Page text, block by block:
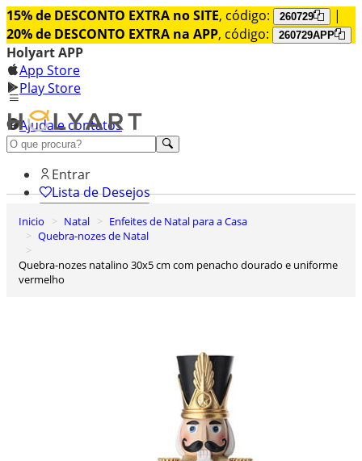
15% de DESCONTO EXTRA no SITE, código: 260729
|
20% de DESCONTO EXTRA na APP, código: 260729APP
Holyart APP
App Store
Play Store
Ajuda e contatos
Conheça premium
Entrar
Lista de Desejos
Carrinho de Compras
Inicio Natal
Enfeites de Natal para a Casa
Quebra-nozes de Natal
Quebra-nozes natalino 30x5 cm com penacho dourado e uniforme
vermelho